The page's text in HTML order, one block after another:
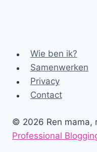
Wie ben ik?
Samenwerken
Privacy
Contact
© 2026 Ren mama,
Professional